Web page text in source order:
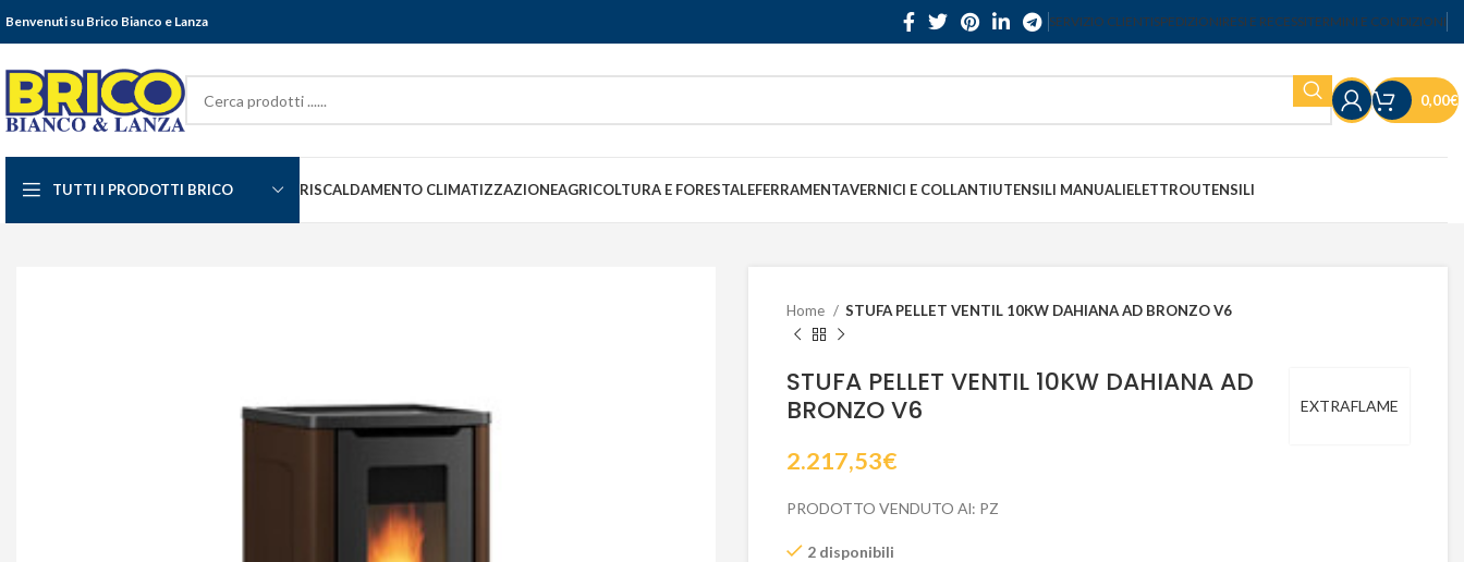
Benvenuti su Brico Bianco e Lanza SERVIZIO CLIENTISPEDIZIONIRESI E RECESSITERMINI E CONDIZIONI
0,00€
TUTTI I PRODOTTI BRICO RISCALDAMENTO CLIMATIZZAZIONEAGRICOLTURA E FORESTALEFERRAMENTAVERNICI E COLLANTIUTENSILI MANUALIELETTROUTENSILI
Home STUFA PELLET VENTIL 10KW DAHIANA AD BRONZO V6
EXTRAFLAME
STUFA PELLET VENTIL 10KW DAHIANA AD
BRONZO V6
2.217,53€
PRODOTTO VENDUTO Al: PZ
2 disponibili